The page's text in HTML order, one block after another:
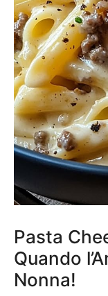
Pasta
Quando
Nonna!